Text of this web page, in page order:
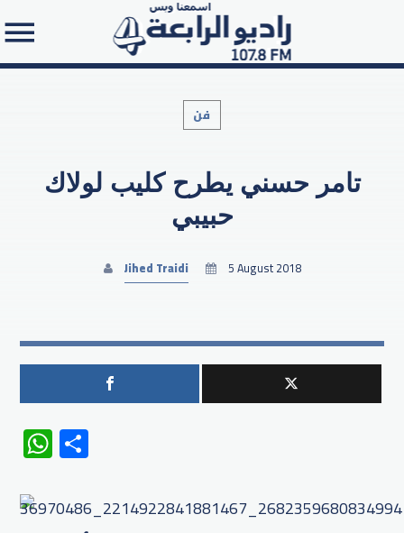
Search in the website:
فن
تامر حسني يطرح كليب لولاك
حبيبي
Jihed Traidi 5 August 2018
WhatsApp